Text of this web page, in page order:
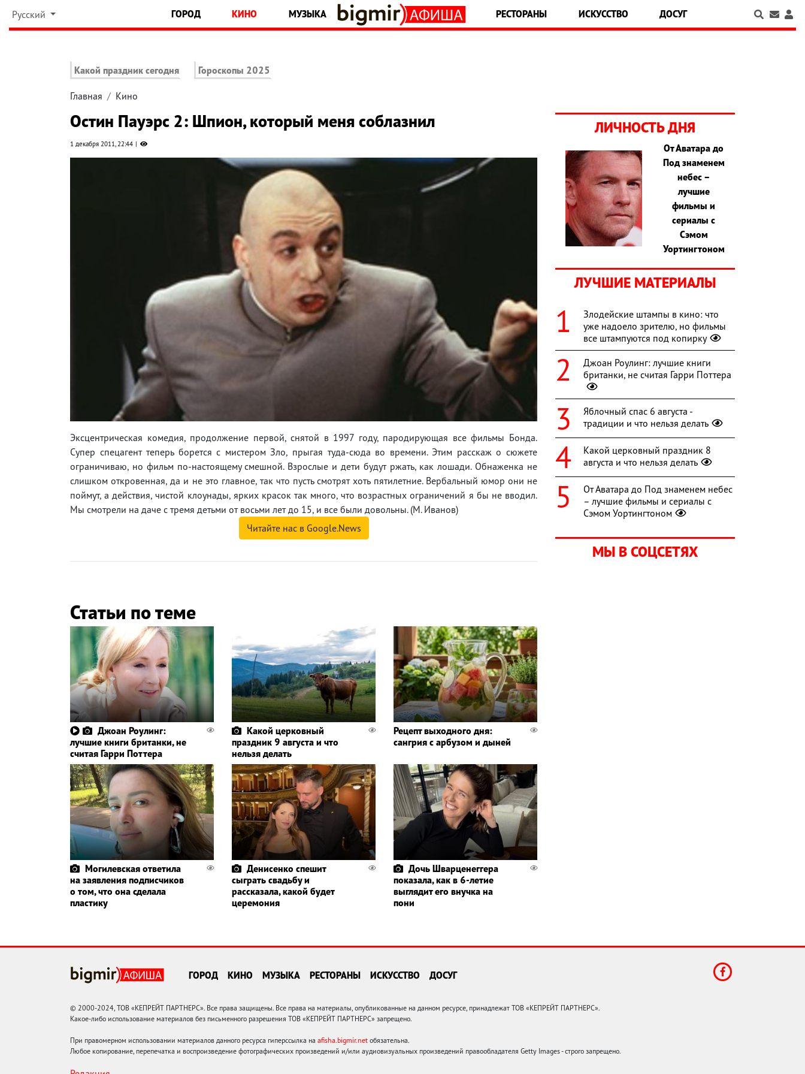
Русский ГОРОД КИНО МУЗЫКА РЕСТОРАНЫ ИСКУССТВО ДОСУГ
Какой праздник сегодня Гороскопы 2025
Главная Кино
Остин Пауэрс 2: Шпион, который меня соблазнил
1 декабря 2011, 22:44
Эксцентрическая комедия, продолжение первой, снятой в 1997 году, пародирующая все фильмы Бонда.
Супер спецагент теперь борется с мистером Зло, прыгая туда-сюда во времени. Этим расскаж о сюжете
ограничиваю, но фильм по-настоящему смешной. Взрослые и дети будут ржать, как лошади. Обнаженка не
слишком откровенная, да и не это главное, так что пусть смотрят хоть пятилетние. Вербальный юмор они не
поймут, а действия, чистой клоунады, ярких красок так много, что возрастных ограничений я бы не вводил.
Мы смотрели на даче с тремя детьми от восьми лет до 15, и все были довольны. (М. Иванов)
Читайте нас в Google.News
Статьи по теме
Джоан Роулинг:
лучшие книги британки, не
считая Гарри Поттера
Какой церковный
праздник 9 августа и что
нельзя делать
Рецепт выходного дня:
сангрия с арбузом и дыней
Могилевская ответила
на заявления подписчиков
о том, что она сделала
пластику
Денисенко спешит
сыграть свадьбу и
рассказала, какой будет
церемония
Дочь Шварценеггера
показала, как в 6-летие
выглядит его внучка на
пони
ЛИЧНОСТЬ ДНЯ
От Аватара до
Под знаменем
небес –
лучшие
фильмы и
сериалы с
Сэмом
Уортингтоном
ЛУЧШИЕ МАТЕРИАЛЫ
Злодейские штампы в кино: что
уже надоело зрителю, но фильмы
все штампуются под копирку
Джоан Роулинг: лучшие книги
британки, не считая Гарри Поттера
Яблочный спас 6 августа -
традиции и что нельзя делать
Какой церковный праздник 8
августа и что нельзя делать
От Аватара до Под знаменем небес
– лучшие фильмы и сериалы с
Сэмом Уортингтоном
МЫ В СОЦСЕТЯХ
ГОРОД КИНО МУЗЫКА РЕСТОРАНЫ ИСКУССТВО ДОСУГ
© 2000-2024, ТОВ «КЕПРЕЙТ ПАРТНЕРС». Все права защищены. Все права на материалы, опубликованные на данном ресурсе, принадлежат ТОВ «КЕПРЕЙТ ПАРТНЕРС».
Какое-либо использование материалов без письменного разрешения ТОВ «КЕПРЕЙТ ПАРТНЕРС» запрещено.
При правомерном использовании материалов данного ресурса гиперссылка на afisha.bigmir.net обязательна.
Любое копирование, перепечатка и воспроизведение фотографических произведений и/или аудиовизуальных произведений правообладателя Getty Images - строго запрещено.